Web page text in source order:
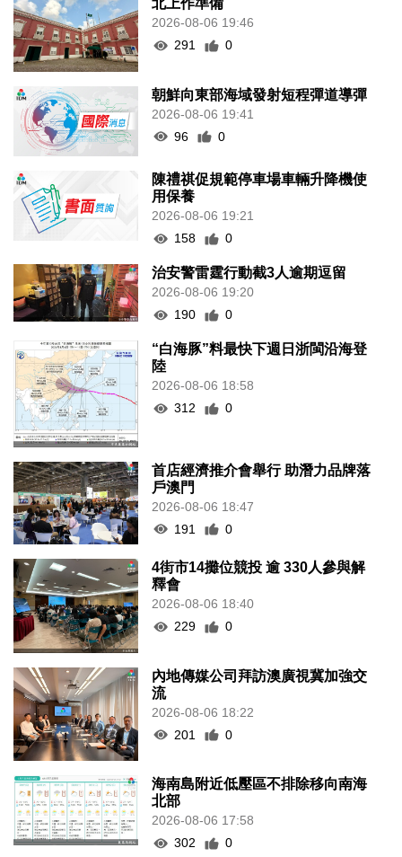
北上作準備
2026-08-06 19:46
291
0
朝鮮向東部海域發射短程彈道導彈
2026-08-06 19:41
96
0
陳禮祺促規範停車場車輛升降機使
用保養
2026-08-06 19:21
158
0
治安警雷霆行動截3人逾期逗留
2026-08-06 19:20
190
0
“白海豚”料最快下週日浙閩沿海登
陸
2026-08-06 18:58
312
0
首店經濟推介會舉行 助潛力品牌落
戶澳門
2026-08-06 18:47
191
0
4街市14攤位競投 逾 330人參與解
釋會
2026-08-06 18:40
229
0
內地傳媒公司拜訪澳廣視冀加強交
流
2026-08-06 18:22
201
0
海南島附近低壓區不排除移向南海
北部
2026-08-06 17:58
302
0